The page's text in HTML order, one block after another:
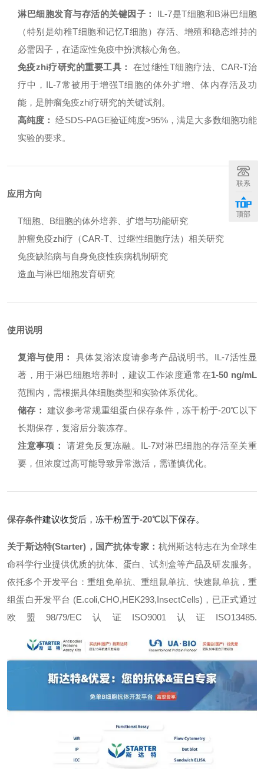
淋巴细胞发育与存活的关键因子：
IL-7是T细胞和B淋巴细胞
（特别是幼稚T细胞和记忆T细胞）存活、增殖和稳态维持的
必需因子，在适应性免疫中扮演核心角色。
免疫zhi疗研究的重要工具：
在过继性T细胞疗法、CAR-T治
疗中，IL-7常被用于增强T细胞的体外扩增、体内存活及功
能，是肿瘤免疫zhi疗研究的关键试剂。
高纯度： 经SDS-PAGE验证纯度>95%，满足大多数细胞功能
实验的要求。
应用方向
T细胞、B细胞的体外培养、扩增与功能研究
肿瘤免疫zhi疗（CAR-T、过继性细胞疗法）相关研究
免疫缺陷病与自身免疫性疾病机制研究
造血与淋巴细胞发育研究
使用说明
复溶与使用：
具体复溶浓度请参考产品说明书。IL-7活性显
著，用于淋巴细胞培养时，建议工作浓度通常在1-50 ng/mL
范围内，需根据具体细胞类型和实验体系优化。
储存： 建议参考常规重组蛋白保存条件，冻干粉于-20℃以下
长期保存，复溶后分装冻存。
注意事项：
请避免反复冻融。IL-7对淋巴细胞的存活至关重
要，但浓度过高可能导致异常激活，需谨慎优化。
保存条件建议收货后，冻干粉置于-20℃以下保存。
关于斯达特(Starter)，国产抗体专家： 杭州斯达特志在为全球生
命科学行业提供优质的抗体、蛋白、试剂盒等产品及研发服务。
依托多个开发平台：重组免单抗、重组鼠单抗、快速鼠单抗，重
组蛋白开发平台 (E.coli,CHO,HEK293,InsectCells)，已正式通过
欧盟98/79/EC认证ISO9001认证ISO13485.
联系
顶部